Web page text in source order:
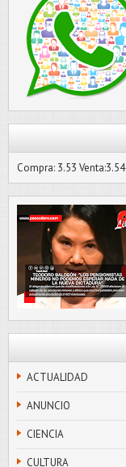
Compra: 3.53 Venta:3.54
ACTUALIDAD
ANUNCIO
CIENCIA
CULTURA